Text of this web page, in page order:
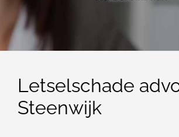
Letselschade
Steenwijk